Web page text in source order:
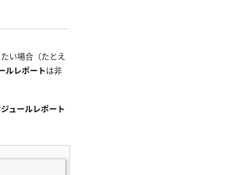
い場合（たとえ
ルレポートは非
ュールレポート